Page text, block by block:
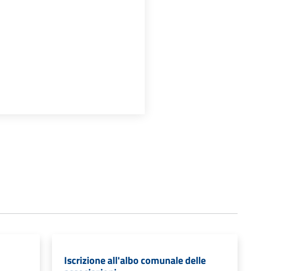
Iscrizione all'albo comunale delle